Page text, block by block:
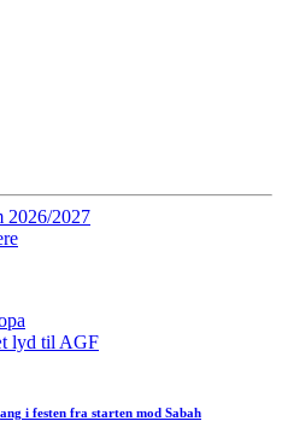
2026/2027
lyd til AGF
i festen fra starten mod Sabah